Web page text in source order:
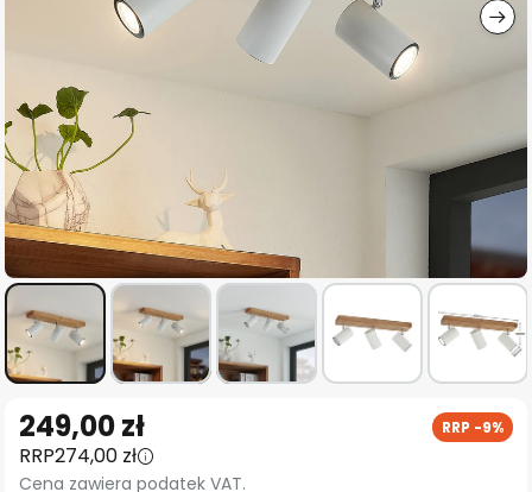
na
początek
249,00 zł RRP -9%
RRP274,00 zł
Cena zawiera podatek VAT.